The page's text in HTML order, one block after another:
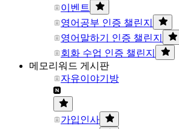
이벤트
영어공부 인증 챌린지
영어말하기 인증 챌린지
회화 수업 인증 챌린지
메모리워드 게시판
자유이야기방
가입인사